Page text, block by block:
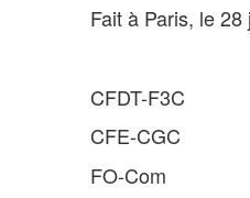
Fait à Paris, le
CFDT-F3C
CFE-CGC
FO-Com